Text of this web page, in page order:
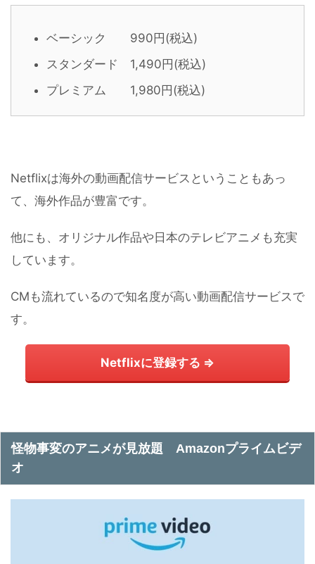
ベーシック 990円(税込)
スタンダード 1,490円(税込)
プレミアム 1,980円(税込)
Netflixは海外の動画配信サービスということもあっ
て、海外作品が豊富です。
他にも、オリジナル作品や日本のテレビアニメも充実
しています。
CMも流れているので知名度が高い動画配信サービスで
す。
Netflixに登録する ⇒
怪物事変のアニメが見放題 Amazonプライムビデ
オ